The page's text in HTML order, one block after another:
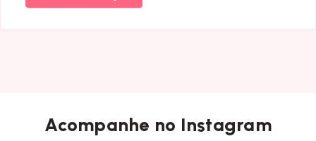
Acompanhe no Instagram